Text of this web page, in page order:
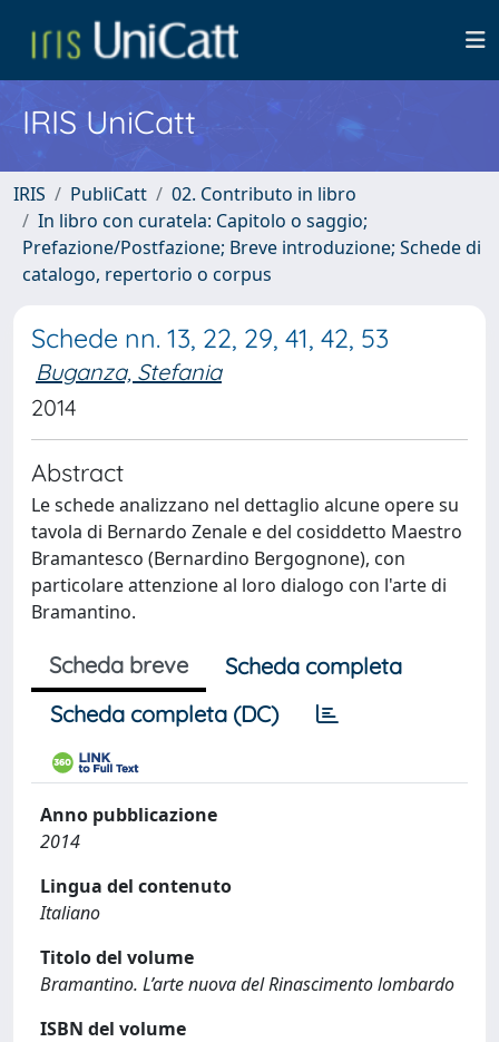
IRIS UniCatt
IRIS PubliCatt
02. Contributo in libro
In libro con curatela: Capitolo o saggio;
Prefazione/Postfazione; Breve introduzione; Schede di
catalogo, repertorio o corpus
Schede nn. 13, 22, 29, 41, 42, 53
Buganza, Stefania
2014
Abstract
Le schede analizzano nel dettaglio alcune opere su
tavola di Bernardo Zenale e del cosiddetto Maestro
Bramantesco (Bernardino Bergognone), con
particolare attenzione al loro dialogo con l'arte di
Bramantino.
Scheda breve
Scheda completa
Scheda completa (DC)
Anno pubblicazione
2014
Lingua del contenuto
Italiano
Titolo del volume
Bramantino. L’arte nuova del Rinascimento lombardo
ISBN del volume